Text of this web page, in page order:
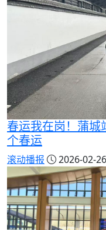
春运我在岗！蒲城
个春运
滚动播报 2026-02-